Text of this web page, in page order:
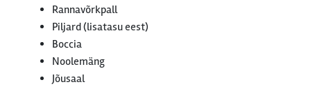
Rannavõrkpall
Piljard (lisatasu eest)
Boccia
Noolemäng
Jõusaal